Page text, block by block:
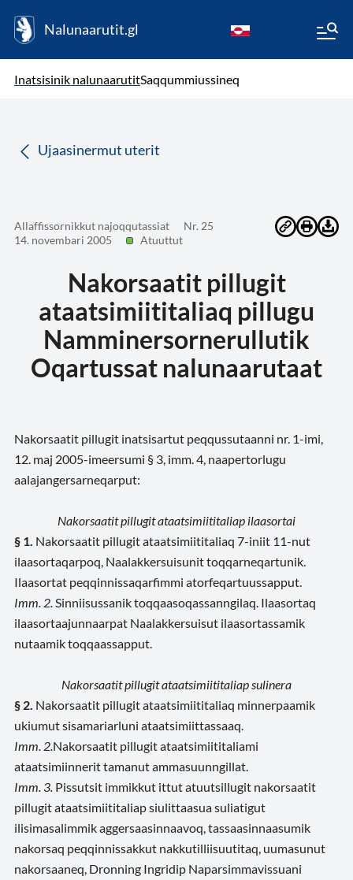
Nalunaarutit.gl
Inatsisinik nalunaarutitSaqqummiussineq
Ujaasinermut uterit
Allaffissornikkut najoqqutassiat
Nr. 25
14. novembari 2005
Atuuttut
Nakorsaatit pillugit
ataatsimiititaliaq pillugu
Namminersornerullutik
Oqartussat nalunaarutaat
Nakorsaatit pillugit inatsisartut peqqussutaanni nr. 1-imi,
12. maj 2005-imeersumi § 3, imm. 4, naapertorlugu
aalajangersarneqarput:
Nakorsaatit pillugit ataatsimiititaliap ilaasortai
§ 1. Nakorsaatit pillugit ataatsimiititaliaq 7-iniit 11-nut
ilaasortaqarpoq, Naalakkersuisunit toqqarneqartunik.
Ilaasortat peqqinnissaqarfimmi atorfeqartuussapput.
Imm. 2. Sinniisussanik toqqaasoqassanngilaq. Ilaasortaq
ilaasortaajunnaarpat Naalakkersuisut ilaasortassamik
nutaamik toqqaassapput.
Nakorsaatit pillugit ataatsimiititaliap sulinera
§ 2. Nakorsaatit pillugit ataatsimiititaliaq minnerpaamik
ukiumut sisamariarluni ataatsimiittassaaq.
Imm. 2. Nakorsaatit pillugit ataatsimiititaliami
ataatsimiinnerit tamanut ammasuunngillat.
Imm. 3. Pissutsit immikkut ittut atuutsillugit nakorsaatit
pillugit ataatsimiititaliap siulittaasua suliatigut
ilisimasalimmik aggersaasinnaavoq, tassaasinnaasumik
nakorsaq peqqinnissakkut nakkutilliisuutitaq, uumasunut
nakorsaaneq, Dronning Ingridip Naparsimmavissuani